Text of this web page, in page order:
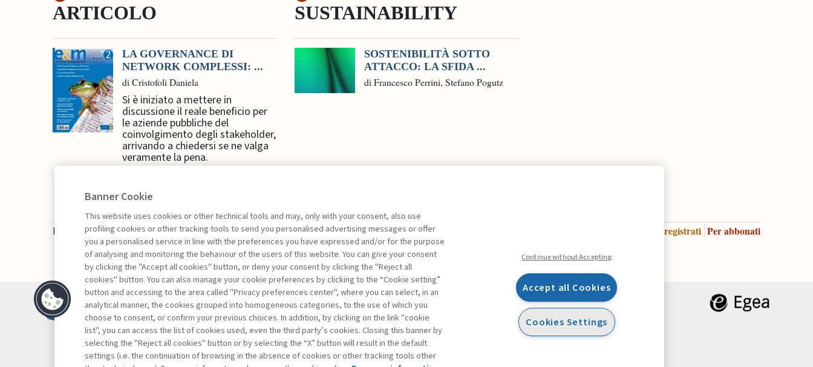
ARTICOLO
LA GOVERNANCE DI
NETWORK COMPLESSI: ...
di Cristofoli Daniela
Si è iniziato a mettere in
discussione il reale beneficio per
le aziende pubbliche del
coinvolgimento degli stakeholder,
arrivando a chiedersi se ne valga
veramente la pena.
SUSTAINABILITY
SOSTENIBILITÀ SOTTO
ATTACCO: LA SFIDA ...
di Francesco Perrini, Stefano Pogutz
La consultazione dei libri è riservata esclusivamente agli abbonati Premium Per registrati Per abbonati
Contatti
Abbonamenti
Archivio rubriche
Privacy
Cookie policy
FacebookTwitterLinkedin
Banner Cookie
This website uses cookies or other technical tools and may, only with your consent, also use
profiling cookies or other tracking tools to send you personalised advertising messages or offer
you a personalised service in line with the preferences you have expressed and/or for the purpose
of analysing and monitoring the behaviour of the users of this website. You can give your consent
by clicking the "Accept all cookies" button, or deny your consent by clicking the "Reject all
cookies" button. You can also manage your cookie preferences by clicking to the “Cookie setting”
button and accessing to the area called "Privacy preferences center", where you can select, in an
analytical manner, the cookies grouped into homogeneous categories, to the use of which you
choose to consent, or confirm your previous choices. In addition, by clicking on the link "cookie
list", you can access the list of cookies used, even the third party’s cookies. Closing this banner by
selecting the "Reject all cookies" button or by selecting the “X” button will result in the default
settings (i.e. the continuation of browsing in the absence of cookies or other tracking tools other
Continue without Accepting
Accept all Cookies
Cookies Settings